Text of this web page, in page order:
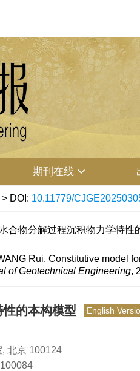
期刊在线
> DOI: 10.11779/
合物分解过程沉积物力学特
Rui. Constitutive model
of Geotechnical Engineering,
性的本构模型 English
北京 100124